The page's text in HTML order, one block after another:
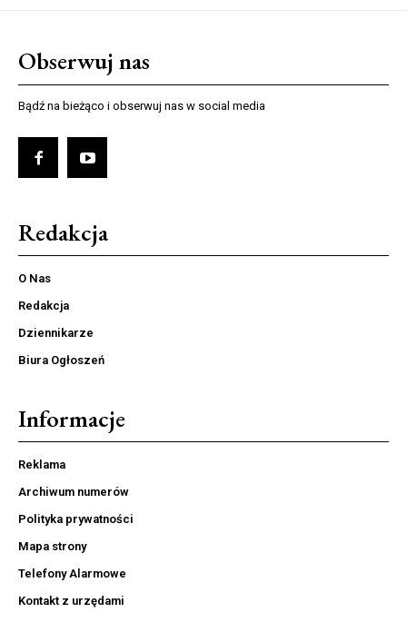
Obserwuj nas
Bądź na bieżąco i obserwuj nas w social media
Redakcja
O Nas
Redakcja
Dziennikarze
Biura Ogłoszeń
Informacje
Reklama
Archiwum numerów
Polityka prywatności
Mapa strony
Telefony Alarmowe
Kontakt z urzędami